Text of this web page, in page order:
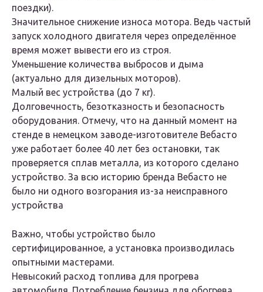
поездки).
Значительное снижение износа мотора. Ведь частый
запуск холодного двигателя через определённое
время может вывести его из строя.
Уменьшение количества выбросов и дыма
(актуально для дизельных моторов).
Малый вес устройства (до 7 кг).
Долговечность, безотказность и безопасность
оборудования. Отмечу, что на данный момент на
стенде в немецком заводе-изготовителе Вебасто
уже работает более 40 лет без остановки, так
проверяется сплав металла, из которого сделано
устройство. За всю историю бренда Вебасто не
было ни одного возгорания из-за неисправного
устройства
Важно, чтобы устройство было
сертифицированное, а установка производилась
опытными мастерами.
Невысокий расход топлива для прогрева